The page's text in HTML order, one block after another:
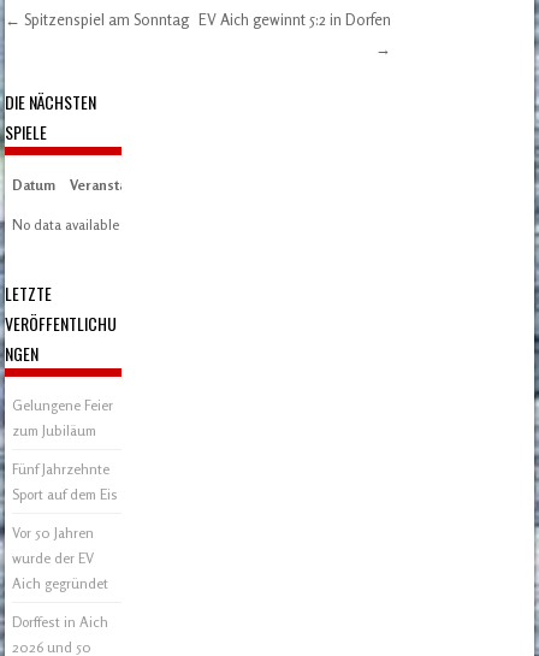
← Spitzenspiel am Sonntag EV Aich gewinnt 5:2 in Dorfen
→
DIE NÄCHSTEN
SPIELE
Datum Veranstaltung
No data available in table
LETZTE
VERÖFFENTLICHU
NGEN
Gelungene Feier
zum Jubiläum
Fünf Jahrzehnte
Sport auf dem Eis
Vor 50 Jahren
wurde der EV
Aich gegründet
Dorffest in Aich
2026 und 50